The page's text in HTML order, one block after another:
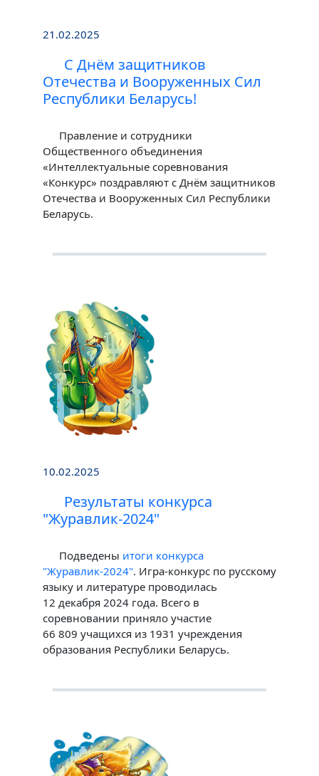
21.02.2025
С Днём защитников
Отечества и Вооруженных Сил
Республики Беларусь!
Правление и сотрудники
Общественного объединения
«Интеллектуальные соревнования
«Конкурс» поздравляют с Днём защитников
Отечества и Вооруженных Сил Республики
Беларусь.
10.02.2025
Результаты конкурса
"Журавлик-2024"
Подведены итоги конкурса
"Журавлик-2024". Игра-конкурс по русскому
языку и литературе проводилась
12 декабря 2024 года. Всего в
соревновании приняло участие
66 809 учащихся из 1931 учреждения
образования Республики Беларусь.